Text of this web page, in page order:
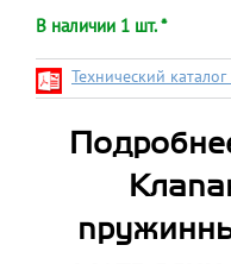
В наличии 1 шт. *
Технический